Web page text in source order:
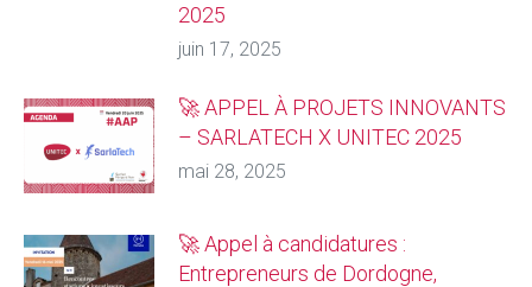
2025
juin 17, 2025
🚀 APPEL À PROJETS INNOVANTS
– SARLATECH X UNITEC 2025
mai 28, 2025
🚀 Appel à candidatures :
Entrepreneurs de Dordogne,